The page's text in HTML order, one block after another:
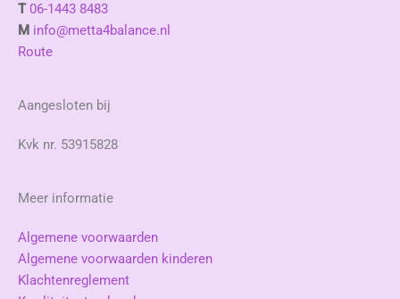
T 06-1443 8483
M info@metta4balance.nl
Route
Aangesloten bij
Kvk nr. 53915828
Meer informatie
Algemene voorwaarden
Algemene voorwaarden kinderen
Klachtenreglement